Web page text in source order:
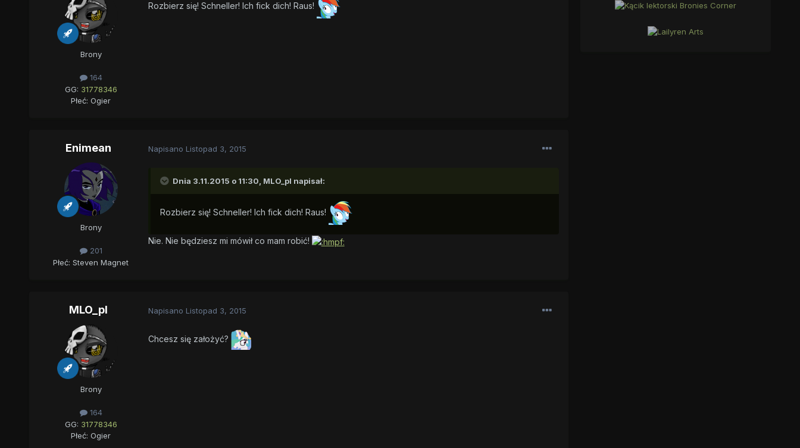
Brony
164
GG: 31778346
Płeć: Ogier
Rozbierz się! Schneller! Ich fick dich! Raus!
Enimean
Brony
201
Płeć: Steven Magnet
Napisano Listopad 3, 2015
Dnia 3.11.2015 o 11:30, MLO_pl napisał:
Rozbierz się! Schneller! Ich fick dich! Raus!
Nie. Nie będziesz mi mówił co mam robić!
MLO_pl
Brony
164
GG: 31778346
Płeć: Ogier
Napisano Listopad 3, 2015
Chcesz się założyć?